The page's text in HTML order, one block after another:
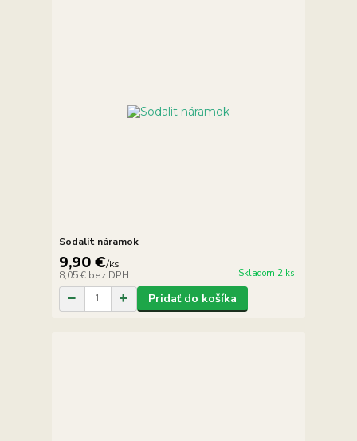
Sodalit náramok
9,90 €/ks
8,05 € bez DPH Skladom 2 ks
Pridať do košíka